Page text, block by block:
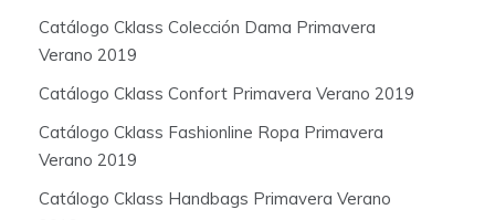
Catálogo Cklass Colección Dama Primavera
Verano 2019
Catálogo Cklass Confort Primavera Verano 2019
Catálogo Cklass Fashionline Ropa Primavera
Verano 2019
Catálogo Cklass Handbags Primavera Verano